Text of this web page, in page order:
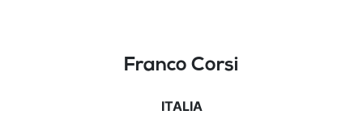
Franco Corsi
ITALIA